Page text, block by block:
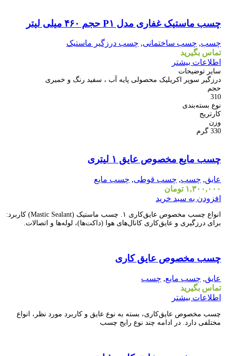
نمایش سریع
چسب ماستیک غفاری مدل P۱ حجم ۴۶۰ میلی لیتر
چسب, چسب ساختمانی, چسب درزگیر ماستیک
تماس بگیرید
اطلاعات بیشتر
سایر توضیحات
درزگیر سوپر اکریلیک محصولی پایه آب ، سفید رنگ و خمیری
حجم
310
نوع بسته‌بندی
کارتریج
وزن
330 گرم
نمایش سریع
چسب مایع مخصوص عایق ۱ لیتری
عایق, چسب, چسب قوطی, چسب مایع
۱,۳۰۰,۰۰۰ تومان
افزودن به سبد خرید
انواع چسب مخصوص عایق‌کاری ۱. چسب ماستیک (Mastic Sealant) کاربرد:
برای درزگیری و عایق‌کاری کانال‌های هوا (داکت‌ها)، لوله‌ها و اتصالات.
نمایش سریع
چسب مخصوص عایق کاری
عایق, چسب مایع, چسب
تماس بگیرید
اطلاعات بیشتر
چسب مخصوص عایق‌کاری، بسته به نوع عایق و کاربرد مورد نظر، انواع
مختلفی دارد. در ادامه چند نوع رایج چسب